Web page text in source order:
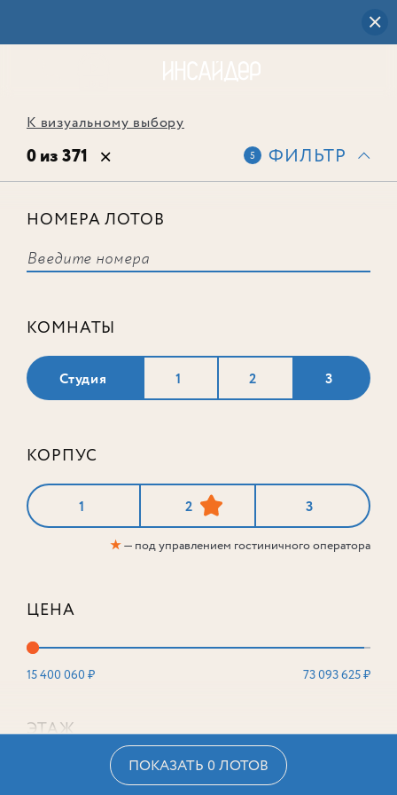
К визуальному выбору
0 из 371 5 ФИЛЬТР
НОМЕРА ЛОТОВ
КОМНАТЫ
Студия 1 2 3
КОРПУС
1 2 3
★— под управлением гостиничного оператора
ЦЕНА
15 400 060 ₽ 73 093 625 ₽
ЭТАЖ
ПОКАЗАТЬ 0 ЛОТОВ
соответствует ни одного лота